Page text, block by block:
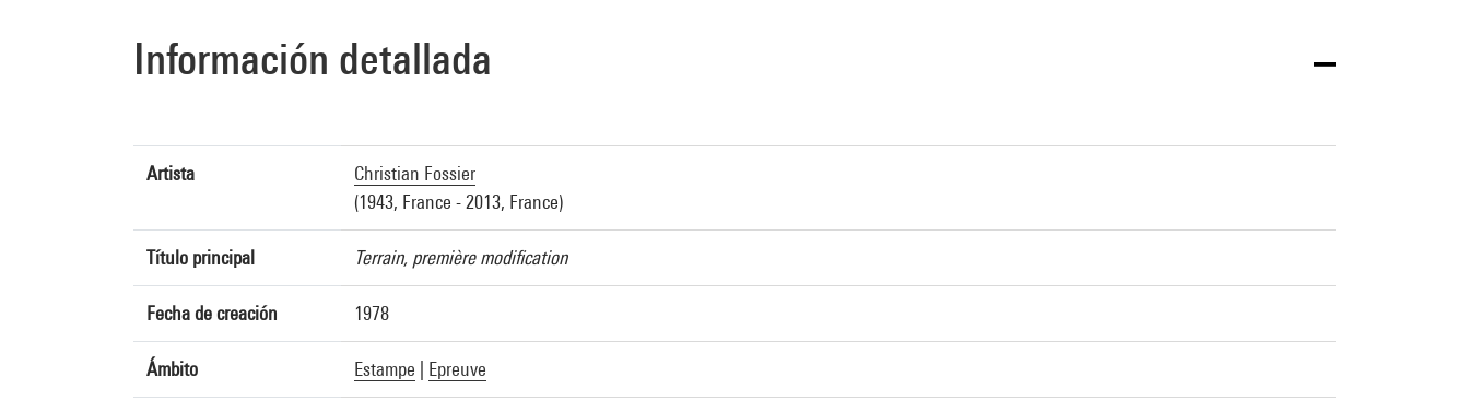
Información detallada
Artista
Christian Fossier
(1943, France - 2013, France)
Título principal Terrain, première modification
Fecha de creación 1978
Ámbito Estampe Epreuve